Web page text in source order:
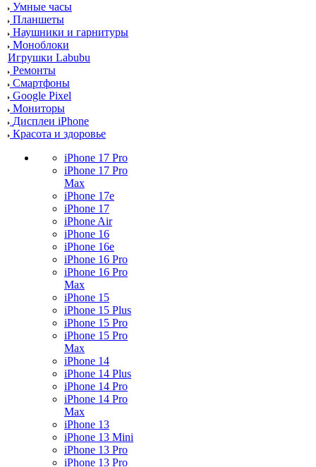
Умные часы
Планшеты
Наушники и гарнитуры
Моноблоки
Игрушки Labubu
Ремонты
Смартфоны
Google Pixel
Мониторы
Дисплеи iPhone
Красота и здоровье
iPhone 17 Pro
iPhone 17 Pro
Max
iPhone 17e
iPhone 17
iPhone Air
iPhone 16
iPhone 16e
iPhone 16 Pro
iPhone 16 Pro
Max
iPhone 15
iPhone 15 Plus
iPhone 15 Pro
iPhone 15 Pro
Max
iPhone 14
iPhone 14 Plus
iPhone 14 Pro
iPhone 14 Pro
Max
iPhone 13
iPhone 13 Mini
iPhone 13 Pro
iPhone 13 Pro